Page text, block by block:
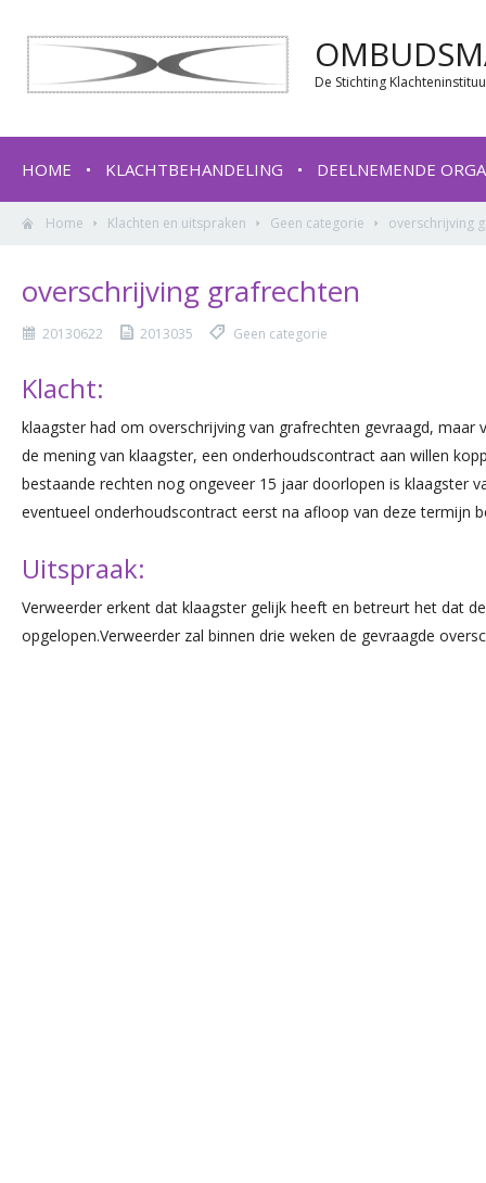
De Stichting
HOME KLACHTBEHANDELING DEELNEMENDE
Home Klachten en uitspraken Geen categorie overschrijving
overschrijving grafrechten
20130622 2013035 Geen categorie
Klacht:
klaagster had om overschrijving van grafrechten gevraagd, maar
de mening van klaagster, een onderhoudscontract aan willen
bestaande rechten nog ongeveer 15 jaar doorlopen is klaagster
eventueel onderhoudscontract eerst na afloop van deze termijn
Uitspraak:
Verweerder erkent dat klaagster gelijk heeft en betreurt het dat
opgelopen.Verweerder zal binnen drie weken de gevraagde